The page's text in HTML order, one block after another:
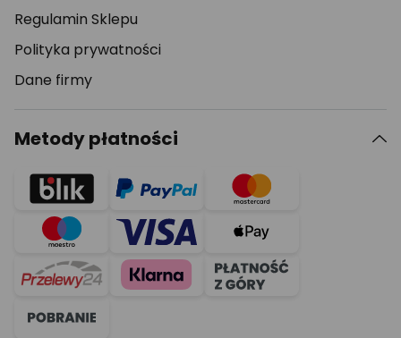
Regulamin Sklepu
Polityka prywatności
Dane firmy
Metody płatności